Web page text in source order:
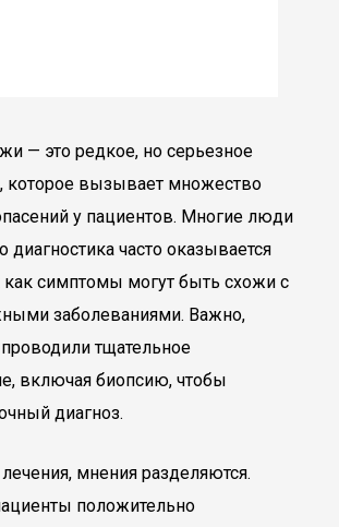
— это редкое, но серьезное
которое вызывает множество
у пациентов. Многие люди
диагностика часто оказывается
как симптомы могут быть схожи с
заболеваниями. Важно,
тщательное
включая биопсию, чтобы
диагноз.
лечения, мнения разделяются.
положительно